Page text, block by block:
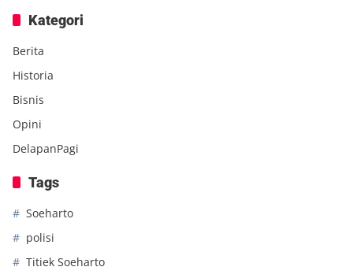
Kategori
Berita
Historia
Bisnis
Opini
DelapanPagi
Tags
Soeharto
polisi
Titiek Soeharto